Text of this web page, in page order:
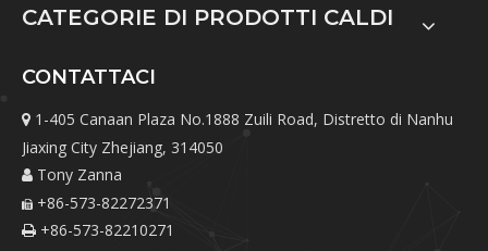
CATEGORIE DI PRODOTTI CALDI
CONTATTACI
 1-405 Canaan Plaza No.1888 Zuili Road, Distretto di Nanhu
Jiaxing City Zhejiang, 314050
 Tony Zanna
 +86-573-82272371
 +86-573-82210271